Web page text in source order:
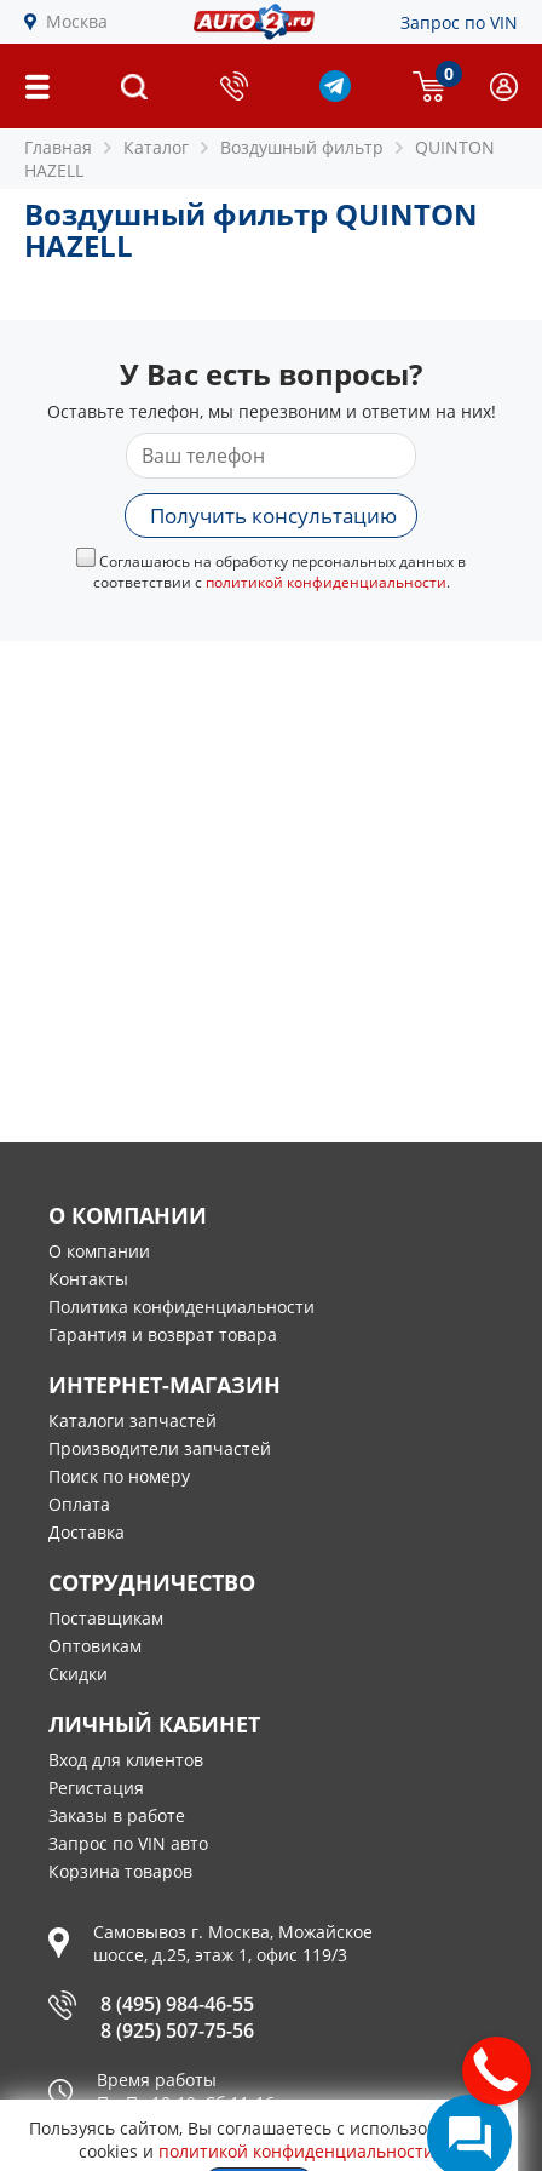
Москва Запрос по VIN
0
Главная Каталог Воздушный фильтр
QUINTON
HAZELL
Воздушный фильтр QUINTON
HAZELL
У Вас есть вопросы?
Оставьте телефон, мы перезвоним и ответим на них!
Получить консультацию
Соглашаюсь на обработку персональных данных в
соответствии с политикой конфиденциальности.
О КОМПАНИИ
О компании
Контакты
Политика конфиденциальности
Гарантия и возврат товара
ИНТЕРНЕТ-МАГАЗИН
Каталоги запчастей
Производители запчастей
Поиск по номеру
Оплата
Доставка
СОТРУДНИЧЕСТВО
Поставщикам
Оптовикам
Скидки
ЛИЧНЫЙ КАБИНЕТ
Вход для клиентов
Регистация
Заказы в работе
Запрос по VIN авто
Корзина товаров
Самовывоз г. Москва, Можайское
шоссе, д.25, этаж 1, офис 119/3
8 (495) 984-46-55
8 (925) 507-75-56
Время работы
Пн-Пт 10-19, Сб 11-16
Принимаем к оплате
Пользуясь сайтом, Вы соглашаетесь с использованием
cookies и политикой конфиденциальности